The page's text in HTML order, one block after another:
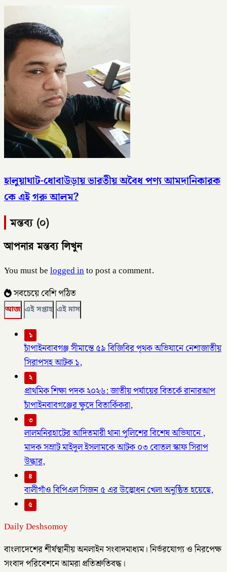
হালুয়াঘাট-ধোবাউড়ায় ভারতীয় অবৈধ পণ্য আমদানিকারক
কে এই গরু আলম?
মন্তব্য (০)
আপনার মন্তব্য লিখুন
You must belogged into post a comment.
সবচেয়ে বেশি পঠিত
আজ এই সপ্তাহ এই মাস
১
চাঁপাইনবাবগঞ্জ সীমান্তে ৫৯ বিজিবির পৃথক অভিযানে নেশাজাতীয়
সিরাপসহ আটক ১,
২
প্রাথমিক শিক্ষা পদক ২০২৬: জাতীয় পর্যায়ের বিতর্কে রানারআপ
চাঁপাইনবাবগঞ্জের ক্ষুদে বিতার্কিকরা,
৩
লালমনিরহাটের আদিতমারী থানা পুলিশের বিশেষ অভিযানে ,
মাদক সম্রাট মাইদুল ইসলামকে আটক ০৩ বোতল স্কাফ সিরাপ
উদ্ধার,
৪
বালীগাঁও বিপিএল সিজন ৫ এর উদ্ভোধন খেলা অনুষ্ঠিত হয়েছে,
৫
Daily Deshsomoy
বাংলাদেশের শীর্ষস্থানীয় অনলাইন সংবাদমাধ্যম। নির্ভরযোগ্য ও নিরপেক্ষ
সংবাদ পরিবেশনে আমরা প্রতিশ্রুতিবদ্ধ।